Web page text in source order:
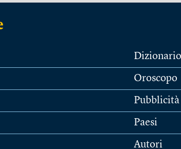
Oroscopo
Pubblicità
Paesi
Autori